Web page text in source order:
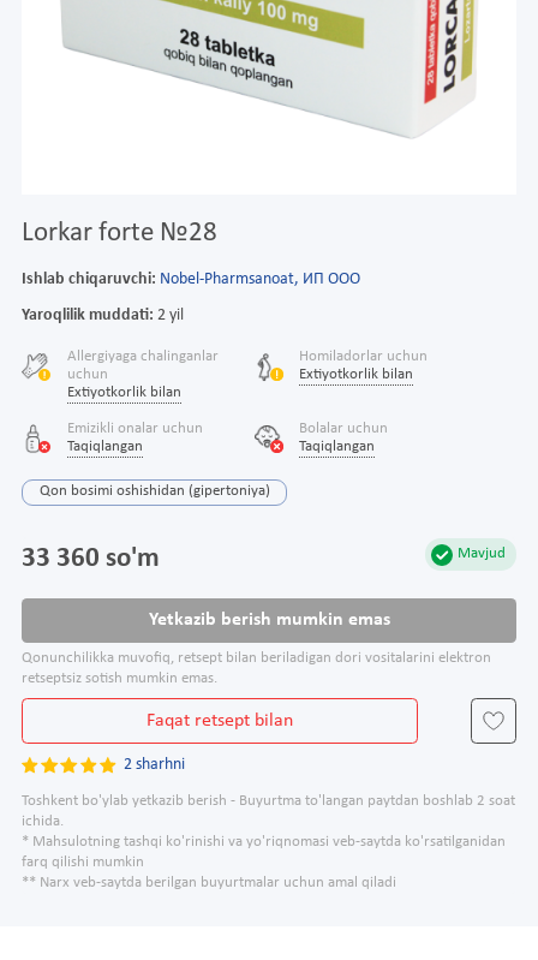
Lorkar forte №28
Ishlab chiqaruvchi: Nobel-Pharmsanoat, ИП ООО
Yaroqlilik muddati: 2 yil
Allergiyaga chalinganlar
uchun
Extiyotkorlik bilan
Homiladorlar uchun
Extiyotkorlik bilan
Emizikli onalar uchun
Taqiqlangan
Bolalar uchun
Taqiqlangan
Qon bosimi oshishidan (gipertoniya)
Mavjud
33 360 so'm
Yetkazib berish mumkin emas
Qonunchilikka muvofiq, retsept bilan beriladigan dori vositalarini elektron
retseptsiz sotish mumkin emas.
Faqat retsept bilan
2 sharhni
Toshkent bo'ylab yetkazib berish - Buyurtma to'langan paytdan boshlab 2 soat
ichida.
* Mahsulotning tashqi ko'rinishi va yo'riqnomasi veb-saytda ko'rsatilganidan
farq qilishi mumkin
** Narx veb-saytda berilgan buyurtmalar uchun amal qiladi